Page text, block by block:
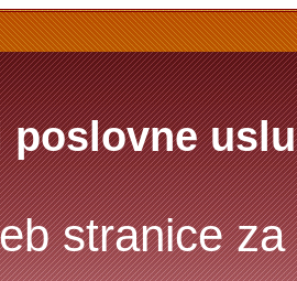
poslovne
stranice